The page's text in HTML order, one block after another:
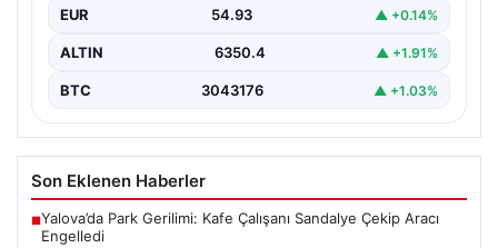
EUR 54.93 ▲ +0.14%
ALTIN 6350.4 ▲ +1.91%
BTC 3043176 ▲ +1.03%
Son Eklenen Haberler
■Yalova’da Park Gerilimi: Kafe Çalışanı Sandalye Çekip Aracı
Engelledi